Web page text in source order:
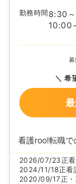
勤務時間 8:30
10:00
募
希
看護roo!転職で
2026/07/23正
2024/11/18正看
2020/09/17正